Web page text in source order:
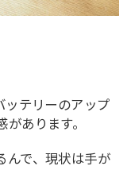
ッテリーのアップ
あります。
んで、現状は手が